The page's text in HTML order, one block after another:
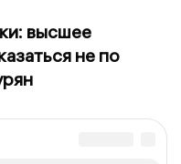
высшее
не по